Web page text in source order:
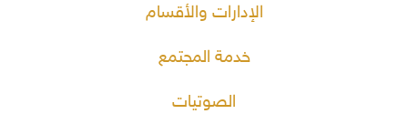
الإدارات والأقسام
خدمة المجتمع
الصوتيات